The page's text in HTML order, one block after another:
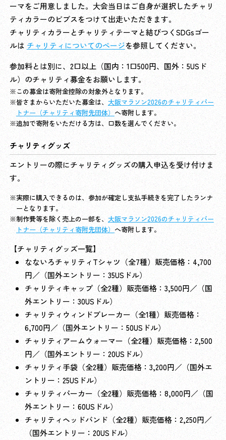
ーマをご用意しました。大会当日はご自身が選択したチャリ
ティカラーのビブスをつけて出走いただきます。
チャリティカラーとチャリティテーマと結びつくSDGsゴー
ルは チャリティについてのページを参照してください。
参加料とは別に、2口以上（国内：1口500円、国外：5USド
ル）のチャリティ募金をお願いします。
この募金は寄附金控除の対象外となります。
皆さまからいただいた募金は、 大阪マラソン2026のチャリティパー
トナー（チャリティ寄附先団体） へ寄附します。
追加で寄附をいただける方は、口数を選んでください。
チャリティグッズ
エントリーの際にチャリティグッズの購入申込を受け付けま
す。
実際に購入できるのは、参加が確定し支払手続きを完了したランナ
ーとなります。
制作費等を除く売上の一部を、 大阪マラソン2026のチャリティパー
トナー（チャリティ寄附先団体） へ寄附します。
【チャリティグッズ一覧】
なないろチャリティTシャツ（全7種）販売価格：4,700
円／（国外エントリー：35USドル）
チャリティキャップ（全2種）販売価格：3,500円／（国
外エントリー：30USドル）
チャリティウィンドブレーカー（全1種）販売価格：
6,700円／（国外エントリー：50USドル）
チャリティアームウォーマー（全2種）販売価格：2,500
円／（国外エントリー：20USドル）
チャリティ手袋（全2種）販売価格：3,200円／（国外エ
ントリー：25USドル）
チャリティパーカー（全2種）販売価格：8,000円／（国
外エントリー：60USドル）
チャリティヘッドバンド（全2種）販売価格：2,250円／
（国外エントリー：20USドル）